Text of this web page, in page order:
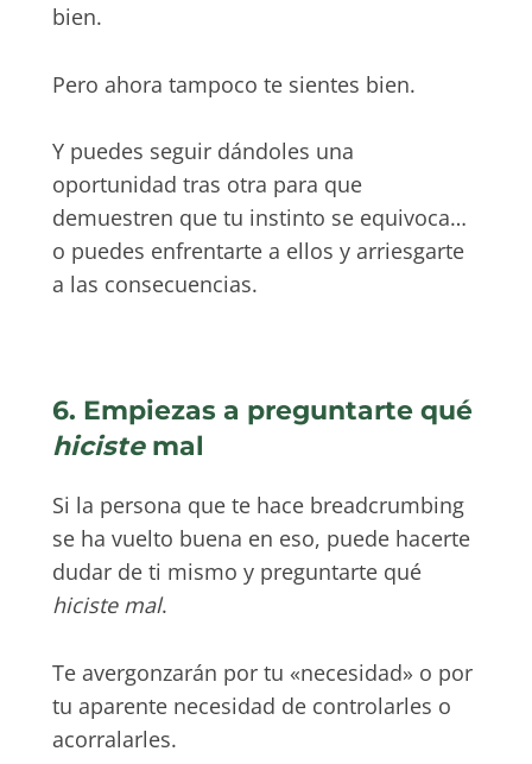
bien.
Pero ahora tampoco te sientes bien.
Y puedes seguir dándoles una
oportunidad tras otra para que
demuestren que tu instinto se equivoca…
o puedes enfrentarte a ellos y arriesgarte
a las consecuencias.
6. Empiezas a preguntarte qué
hiciste mal
Si la persona que te hace breadcrumbing
se ha vuelto buena en eso, puede hacerte
dudar de ti mismo y preguntarte qué
hiciste mal.
Te avergonzarán por tu «necesidad» o por
tu aparente necesidad de controlarles o
acorralarles.